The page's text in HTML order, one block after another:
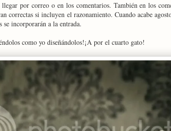
por correo o en los comentarios. También en los
correctas si incluyen el razonamiento. Cuando acabe
se incorporarán a la entrada.
como yo diseñándolos!¡A por el cuarto gato!